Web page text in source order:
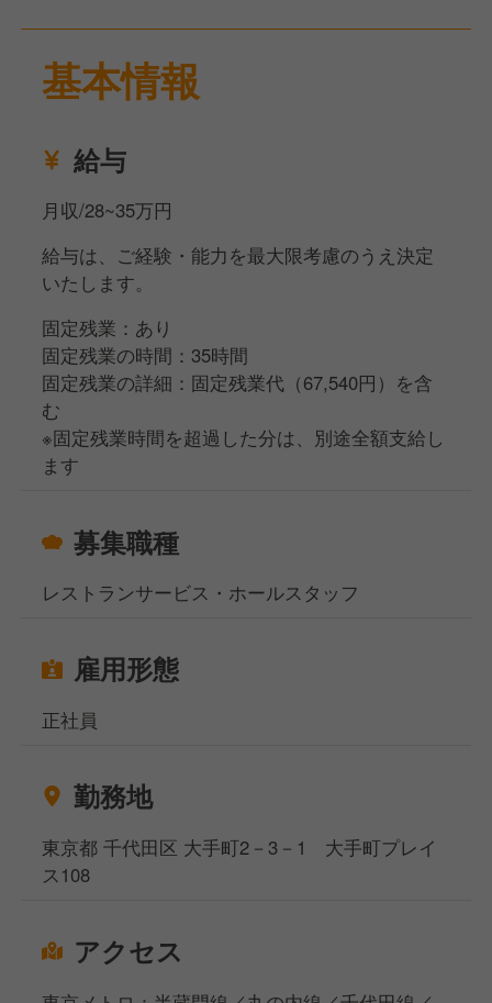
す。
毎週の上司との面談と、数値化された評価シートをも
とに評価を行っています。
頑張りや成果が正当に評価されるため、キャリアアッ
【社員とアルバイトの関係性が良い職場】
社員とアルバイトの距離が近く、立場に関係なく協力
し合える風土があります。
実際に、アルバイトから店長へステップアップした実
績もあり、前向きに挑戦できる雰囲気が職場全体に根
付いています。
【店舗づくりに深く関われる】
舗づくりに反映されやすい環境です。
これまでにも、「肉の日」「縁日」といったイベント
企画や、新メニュー開発、SNSでの発信など、売上拡
基本情報
給与
月収/28~35万円
給与は、ご経験・能力を最大限考慮のうえ決定
いたします。
固定残業：あり
固定残業の時間：35時間
固定残業の詳細：固定残業代（67,540円）を含
む
※固定残業時間を超過した分は、別途全額支給し
ます
募集職種
レストランサービス・ホールスタッフ
雇用形態
正社員
勤務地
東京都 千代田区 大手町2－3－1 大手町プレイ
ス108
アクセス